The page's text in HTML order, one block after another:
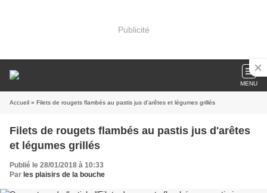
Publicité
MENU
Accueil » Filets de rougets flambés au pastis jus d'arêtes et légumes grillés
Filets de rougets flambés au pastis jus d'arêtes
et légumes grillés
Publié le 28/01/2018 à 10:33
Par les plaisirs de la bouche